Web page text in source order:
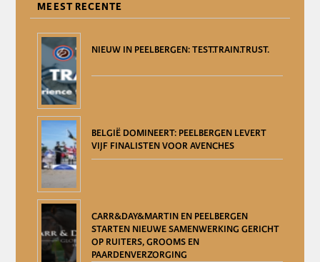
MEEST RECENTE
NIEUW IN PEELBERGEN: TEST.TRAIN.TRUST.
BELGIË DOMINEERT: PEELBERGEN LEVERT
VIJF FINALISTEN VOOR AVENCHES
CARR&DAY&MARTIN EN PEELBERGEN
STARTEN NIEUWE SAMENWERKING GERICHT
OP RUITERS, GROOMS EN
PAARDENVERZORGING